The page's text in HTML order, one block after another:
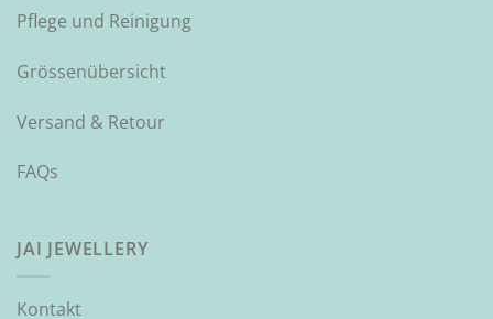
Pflege und Reinigung
Grössenübersicht
Versand & Retour
FAQs
JAI JEWELLERY
Kontakt